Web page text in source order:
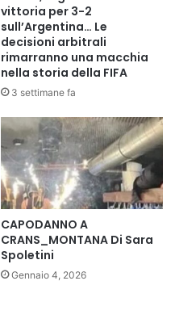
vittoria per 3-2
sull’Argentina… Le
decisioni arbitrali
rimarranno una macchia
nella storia della FIFA
3 settimane fa
CAPODANNO A
CRANS_MONTANA Di Sara
Spoletini
Gennaio 4, 2026